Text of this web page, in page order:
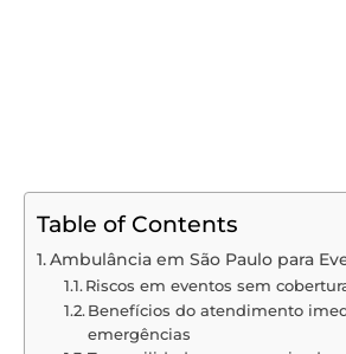
Table of Contents
Ambulância em São Paulo para
Riscos em eventos sem
Benefícios do atendimento
emergências